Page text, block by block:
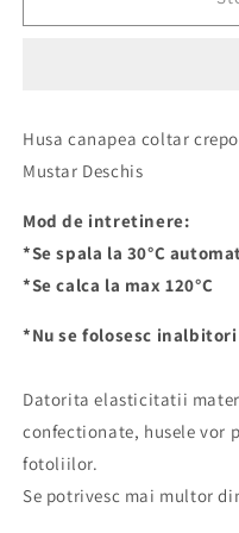
Elastica
Fara
volan
Mustar
Deschis
Elastica
Fara
Mustar
Deschis
Husa canapea coltar
Mustar Deschis
Mod de intretinere:
*Se spala la 30°C
*Se calca la max 120°C
*Nu se folosesc
Datorita elasticitatii
confectionate, husele vor
fotoliilor.
Se potrivesc mai multor